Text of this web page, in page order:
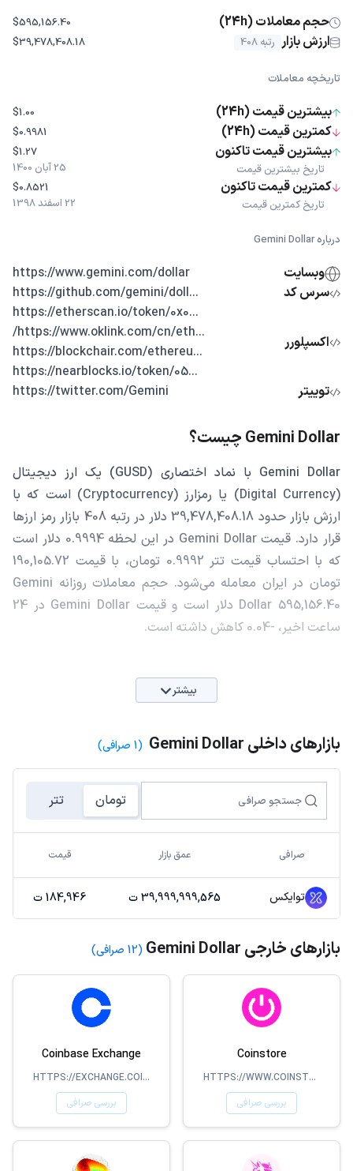
حجم معاملات (24h) $595,156.40
ارزش بازار رتبه 408 $39,478,408.18
تاریخچه معاملات
بیشترین قیمت (24h) $1.00
کمترین قیمت (24h) $0.9981
بیشترین قیمت تاکنون
تاریخ بیشترین قیمت
$1.27
25 آبان 1400
کمترین قیمت تاکنون
تاریخ کمترین قیمت
$0.8521
22 اسفند 1398
درباره Gemini Dollar
وبسایت
https://www.gemini.com/dollar
سرس کد
...https://github.com/gemini/doll
اکسپلورر
...https://etherscan.io/token/0x0
...https://www.oklink.com/cn/eth/
...https://blockchair.com/ethereu
...https://nearblocks.io/token/05
توییتر
https://twitter.com/Gemini
Gemini Dollar چیست؟
Gemini Dollar با نماد اختصاری (GUSD) یک ارز دیجیتال
(Digital Currency) یا رمزارز (Cryptocurrency) است که با
ارزش بازار حدود 39,478,408.18 دلار در رتبه 408 بازار رمز ارزها
قرار دارد. قیمت Gemini Dollar در این لحظه 0.9994 دلار است
که با احتساب قیمت تتر 0.9992 تومان، با قیمت 190,105.72
تومان در ایران معامله می‌شود. حجم معاملات روزانه Gemini
Dollar 595,156.40 دلار است و قیمت Gemini Dollar در 24
ساعت اخیر، -0.04 کاهش داشته است.
بیشتر
بازارهای داخلی Gemini Dollar (1 صرافی)
تومان تتر
صرافی عمق بازار قیمت
توایکس 39,999,999,565 ت 184,946 ت
بازارهای خارجی Gemini Dollar (12 صرافی)
Coinstore
HTTPS://WWW.COINSTORE.COM/
بررسی صرافی
Coinbase Exchange
HTTPS://EXCHANGE.COINBASE.COM
بررسی صرافی